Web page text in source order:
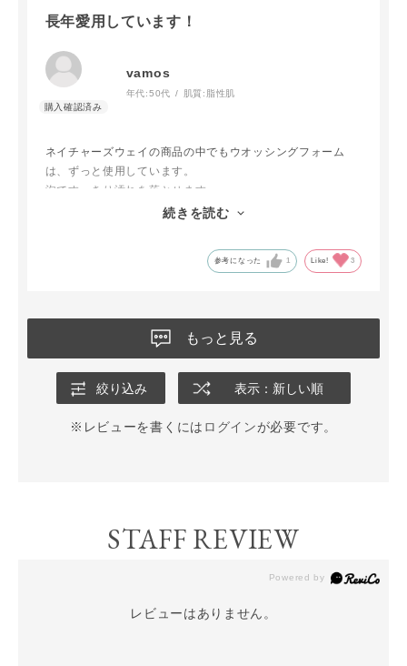
長年愛用しています！
vamos
年代:50代 肌質: 脂性肌
ネイチャーズウェイの商品の中でもウオッシングフォーム
は、ずっと使用しています。
泡ですっきり汚れを落とせます。
付け心地もいいです。クレンジング等は他社の物を使用して
続きを読む
参考になった 1 Like! 3
もっと見る
絞り込み 表示：新しい順
※レビューを書くには ログインが必要です。
STAFF REVIEW
レビューはありません。